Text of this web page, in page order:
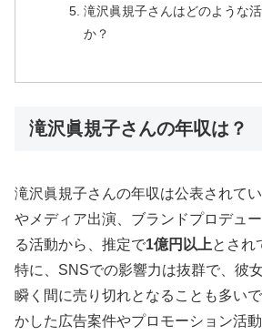
滝沢眞規子さんはどのような
か？
滝沢眞規子さんの年収は？
滝沢眞規子さんの年収は公表されて
やメディア出演、ブランドプロデュ
る活動から、推定で1億円以上とされ
特に、SNSでの影響力は抜群で、彼
瞬く間に売り切れとなることも多い
かした広告案件やプロモーション活